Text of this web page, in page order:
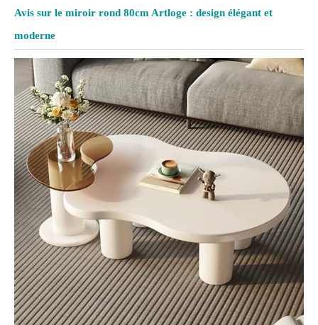
Avis sur le miroir rond 80cm Artloge : design élégant et
moderne